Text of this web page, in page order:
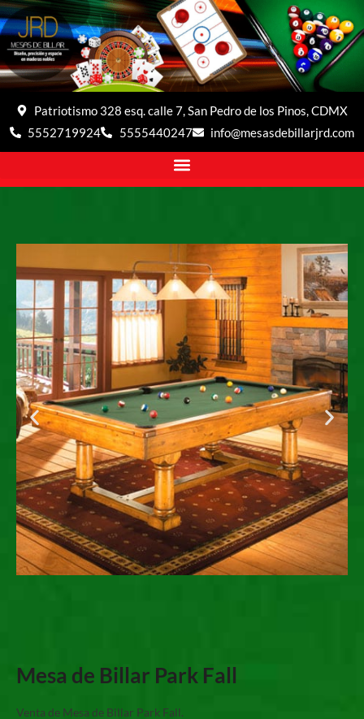
Patriotismo 328 esq. calle 7, San Pedro de los Pinos, CDMX
5552719924
5555440247 info@mesasdebillarjrd.com
Mesa de Billar Park Fall
Venta de Mesa de Billar Park Fall.